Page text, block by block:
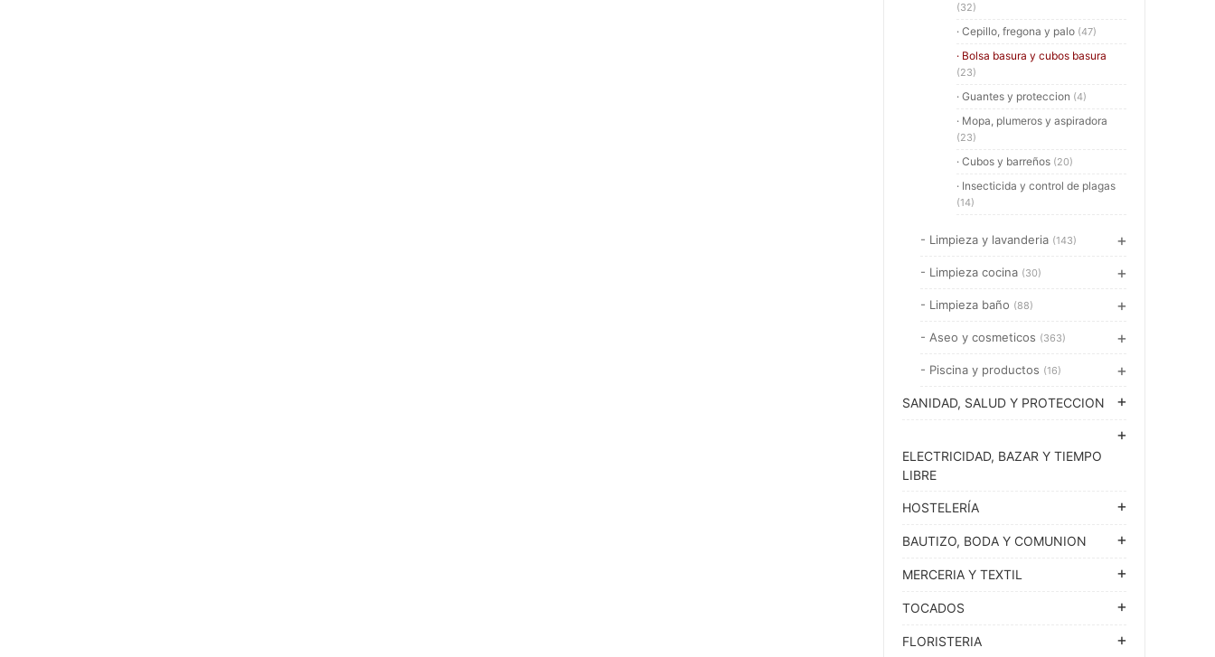
(32)
· Cepillo, fregona y palo (47)
· Bolsa basura y cubos basura
(23)
· Guantes y proteccion (4)
· Mopa, plumeros y aspiradora
(23)
· Cubos y barreños (20)
· Insecticida y control de plagas
(14)
- Limpieza y lavanderia (143)
- Limpieza cocina (30)
- Limpieza baño (88)
- Aseo y cosmeticos (363)
- Piscina y productos (16)
SANIDAD, SALUD Y PROTECCION
ELECTRICIDAD, BAZAR Y TIEMPO
LIBRE
HOSTELERÍA
BAUTIZO, BODA Y COMUNION
MERCERIA Y TEXTIL
TOCADOS
FLORISTERIA